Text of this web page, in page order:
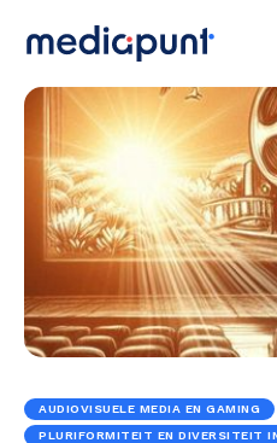
AUDIOVISUELE MEDIA EN GAMING
PLURIFORMITEIT EN DIVERSITEIT